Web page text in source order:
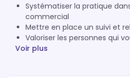
Systématiser la pratique
commercial
Mettre en place un suivi et
Valoriser les personnes qui
Voir plus